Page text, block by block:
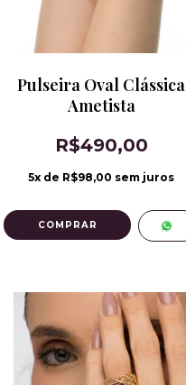
Pulseira Oval Clássica
Ametista
R$490,00
5x de R$98,00 sem juros